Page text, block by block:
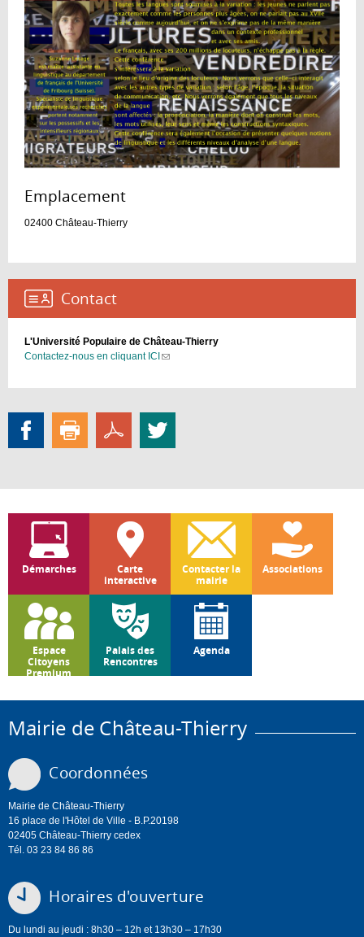
Emplacement :
02400 Château-Thierry
Contact :
L'Université Populaire de Château-Thierry
Contactez-nous en cliquant ICI(link
Démarches
Carte
interactive
Contacter la
mairie
Associations
Espace
Citoyens
Premium
Palais des
Rencontres
Agenda
Mairie de Château-Thierry
Coordonnées
Mairie de Château-Thierry
16 place de l'Hôtel de Ville - B.P.20198
02405 Château-Thierry cedex
Tél. 03 23 84 86 86
Horaires d'ouverture
Du lundi au jeudi : 8h30 – 12h et 13h30 – 17h30